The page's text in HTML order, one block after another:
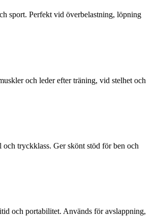
sport. Perfekt vid överbelastning, löpning
och leder efter träning, vid stelhet och
och tryckklass. Ger skönt stöd för ben och
och portabilitet. Används för avslappning,